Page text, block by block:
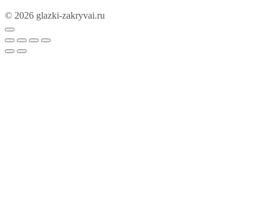
© 2026 glazki-zakryvai.ru